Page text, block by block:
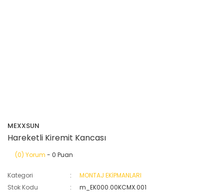
MEXXSUN
Hareketli Kiremit Kancası
(0) Yorum - 0 Puan
Kategori
MONTAJ EKİPMANLARI
Stok Kodu
m_EK000.00KCMX.001